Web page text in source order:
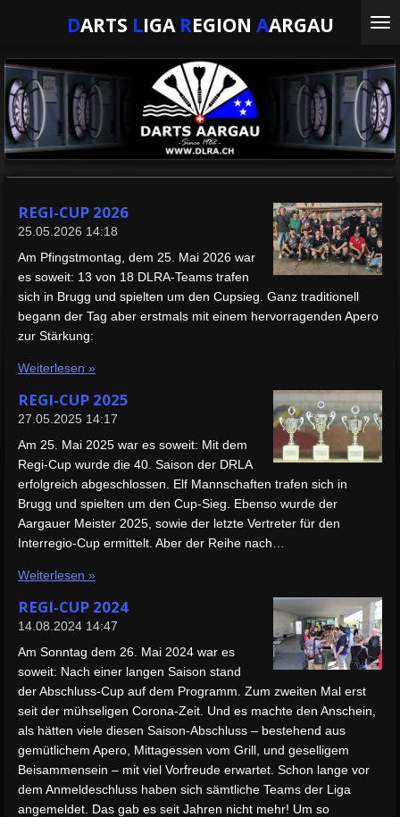
springen
DARTS LIGA REGION AARGAU
REGI-CUP 2026
25.05.2026 14:18
Am Pfingstmontag, dem 25. Mai 2026 war
es soweit: 13 von 18 DLRA-Teams trafen
sich in Brugg und spielten um den Cupsieg. Ganz traditionell
begann der Tag aber erstmals mit einem hervorragenden Apero
zur Stärkung:
Weiterlesen »
REGI-CUP 2025
27.05.2025 14:17
Am 25. Mai 2025 war es soweit: Mit dem
Regi-Cup wurde die 40. Saison der DRLA
erfolgreich abgeschlossen. Elf Mannschaften trafen sich in
Brugg und spielten um den Cup-Sieg. Ebenso wurde der
Aargauer Meister 2025, sowie der letzte Vertreter für den
Interregio-Cup ermittelt. Aber der Reihe nach…
Weiterlesen »
REGI-CUP 2024
14.08.2024 14:47
Am Sonntag dem 26. Mai 2024 war es
soweit: Nach einer langen Saison stand
der Abschluss-Cup auf dem Programm. Zum zweiten Mal erst
seit der mühseligen Corona-Zeit. Und es machte den Anschein,
als hätten viele diesen Saison-Abschluss – bestehend aus
gemütlichem Apero, Mittagessen vom Grill, und geselligem
Beisammensein – mit viel Vorfreude erwartet. Schon lange vor
dem Anmeldeschluss haben sich sämtliche Teams der Liga
angemeldet. Das gab es seit Jahren nicht mehr! Um so